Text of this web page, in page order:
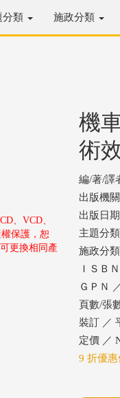
分類 施政分類
、VCD、
保護，恕
更換相同產
機
術
編/著/譯
出版機
出版日
主題分
施政分
ＩＳＢ
ＧＰＮ
頁數/張
裝訂 ／
定價 ／
9 折優惠